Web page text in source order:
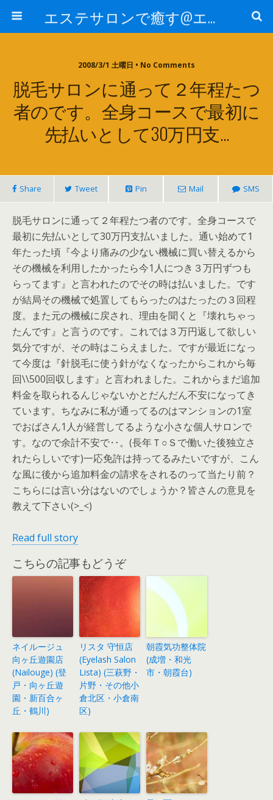
エステサロンで癒す@エステ～全国エステ情報
2008/3/1 土曜日 • No Comments
脱毛サロンに通って２年程たつ
者のです。全身コースで最初に
先払いとして30万円支…
Share Tweet Pin Mail SMS
脱毛サロンに通って２年程たつ者のです。全身コースで
最初に先払いとして30万円支払いました。通い始めて1
年たった頃『今より痛みの少ない機械に買い替えるから
その機械を利用したかったら今1人につき３万円ずつも
らってます』と言われたのでその時は払いました。です
が結局その機械で処置してもらったのはたったの３回程
度。また元の機械に戻され、理由を聞くと『壊れちゃっ
たんです』と言うのです。これでは３万円返して欲しい
気分ですが、その時はこらえました。ですが最近になっ
て今度は『針脱毛に使う針がなくなったからこれから毎
回\\500回収します』と言われました。これからまだ追加
料金を取られるんじゃないかとだんだん不安になってき
ています。ちなみに私が通ってるのはマンションの1室
でおばさん1人が経営してるような小さな個人サロンで
す。なので余計不安で‥。(長年Ｔ○Ｓで働いた後独立さ
れたらしいです)一応免許は持ってるみたいですが、こん
な風に後から追加料金の請求をされるのって当たり前？
こちらには言い分はないのでしょうか？皆さんの意見を
教えて下さい(>_<)
Read full story
こちらの記事もどうぞ
ネイルージュ
向ヶ丘遊園店
(Nailouge) (登
戸・向ヶ丘遊
園・新百合ヶ
丘・鶴川)
リスタ 守恒店
(Eyelash Salon
Lista) (三萩野・
片野・その他小
倉北区・小倉南
区)
朝霞気功整体院
(成増・和光
市・朝霞台)